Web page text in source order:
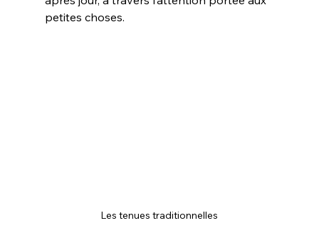
petites choses.
Les tenues traditionnelles